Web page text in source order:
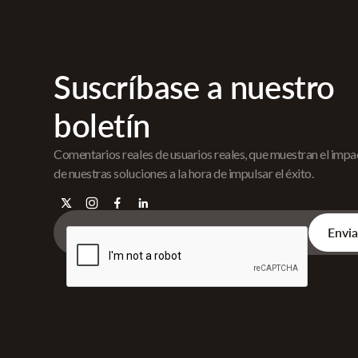
Suscríbase a nuestro
boletín
Comentarios reales de usuarios reales, que muestran el
de nuestras soluciones a la hora de impulsar el éxito.